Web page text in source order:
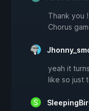
Thank you
Chorus
yeah it
like so just